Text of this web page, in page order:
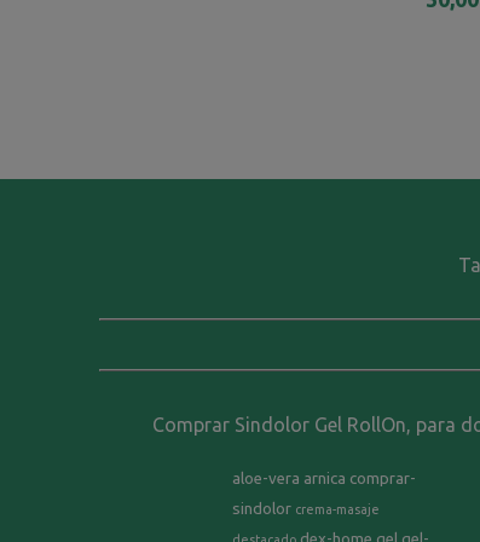
Comprar Sindolor Gel RollOn, para
aloe-vera arnica comprar-
sindolor crema-masaje